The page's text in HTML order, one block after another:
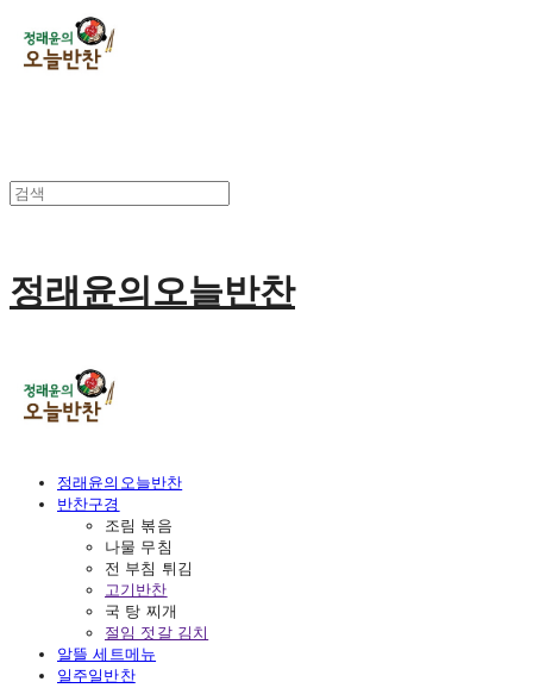
정래윤의오늘반찬
정래윤의오늘반찬
반찬구경
조림 볶음
나물 무침
전 부침 튀김
고기반찬
국 탕 찌개
절임 젓갈 김치
알뜰 세트메뉴
일주일반찬